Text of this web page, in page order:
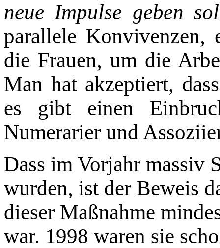
neue Impulse geben
parallele
die Frauen, um die
Man hat akzeptiert,
es gibt einen
Numerarier und
Dass im Vorjahr massiv
wurden, ist der Beweis
dieser Maßnahme
war. 1998 waren sie